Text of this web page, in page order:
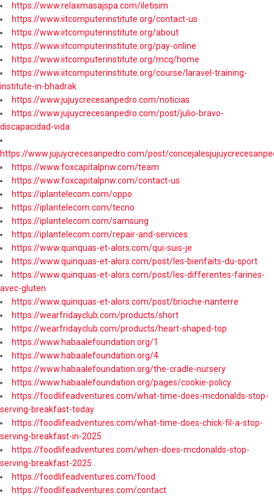
https://www.relaxmasajspa.com/iletisim
https://www.iitcomputerinstitute.org/contact-us
https://www.iitcomputerinstitute.org/about
https://www.iitcomputerinstitute.org/pay-online
https://www.iitcomputerinstitute.org/mcq/home
https://www.iitcomputerinstitute.org/course/laravel-training-
institute-in-bhadrak
https://www.jujuycrecesanpedro.com/noticias
https://www.jujuycrecesanpedro.com/post/julio-bravo-
discapacidad-vida
https://www.jujuycrecesanpedro.com/post/
https://www.foxcapitalpnw.com/team
https://www.foxcapitalpnw.com/contact-us
https://iplantelecom.com/oppo
https://iplantelecom.com/tecno
https://iplantelecom.com/samsung
https://iplantelecom.com/repair-and-services
https://www.quinquas-et-alors.com/qui-suis-je
https://www.quinquas-et-alors.com/post/les-bienfaits-du-sport
https://www.quinquas-et-alors.com/post/les-differentes-farines-
avec-gluten
https://www.quinquas-et-alors.com/post/brioche-nanterre
https://wearfridayclub.com/products/short
https://wearfridayclub.com/products/heart-shaped-top
https://www.habaalefoundation.org/1
https://www.habaalefoundation.org/4
https://www.habaalefoundation.org/the-cradle-nursery
https://www.habaalefoundation.org/pages/cookie-policy
https://foodlifeadventures.com/what-time-does-mcdonalds-stop-
serving-breakfast-today
https://foodlifeadventures.com/what-time-does-chick-fil-a-stop-
serving-breakfast-in-2025
https://foodlifeadventures.com/when-does-mcdonalds-stop-
serving-breakfast-2025
https://foodlifeadventures.com/food
https://foodlifeadventures.com/contact